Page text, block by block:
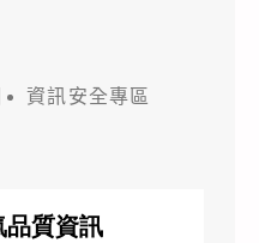
資訊安全專區